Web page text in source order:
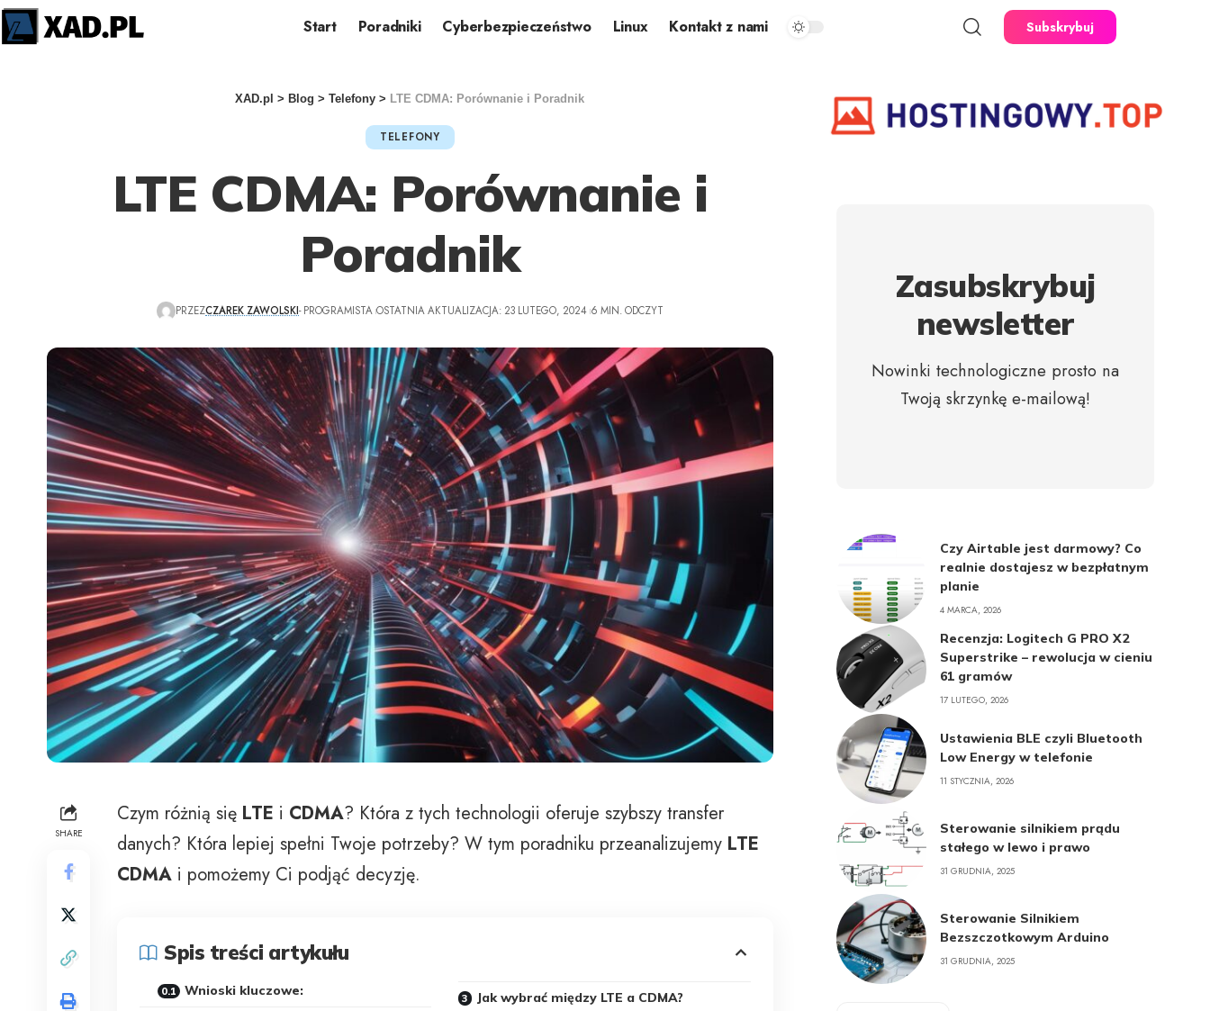
Start Poradniki Cyberbezpieczeństwo Linux Kontakt z nami Subskrybuj
XAD.pl > Blog >Telefony > LTE CDMA: Porównanie i Poradnik
TELEFONY
LTE CDMA: Porównanie i
Poradnik
PRZEZCZAREK ZAWOLSKI- PROGRAMISTA OSTATNIA AKTUALIZACJA: 23 LUTEGO, 2024 6 MIN. ODCZYT
SHARE
Czym różnią się LTE i CDMA? Która z tych technologii oferuje szybszy transfer
danych? Która lepiej spełni Twoje potrzeby? W tym poradniku przeanalizujemy LTE
CDMA i pomożemy Ci podjąć decyzję.
Spis treści artykułu
Wnioski kluczowe:
Jak wybrać między LTE a CDMA?
Zasubskrybuj
newsletter
Nowinki technologiczne prosto na
Twoją skrzynkę e-mailową!
Czy Airtable jest darmowy? Co
realnie dostajesz w bezpłatnym
planie
4 MARCA, 2026
Recenzja: Logitech G PRO X2
Superstrike – rewolucja w cieniu
61 gramów
17 LUTEGO, 2026
Ustawienia BLE czyli Bluetooth
Low Energy w telefonie
11 STYCZNIA, 2026
Sterowanie silnikiem prądu
stałego w lewo i prawo
31 GRUDNIA, 2025
Sterowanie Silnikiem
Bezszczotkowym Arduino
31 GRUDNIA, 2025